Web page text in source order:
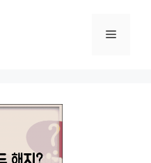
메